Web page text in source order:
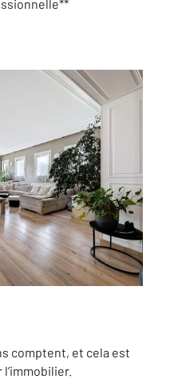
comptent, et cela est